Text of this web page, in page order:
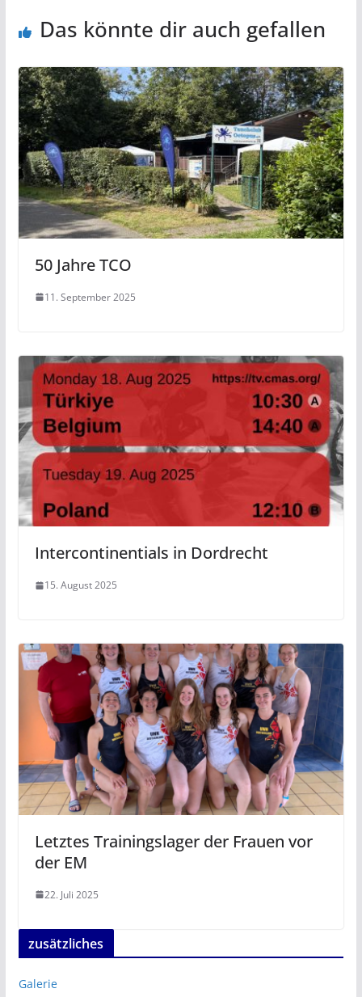
Das könnte dir auch gefallen
50 Jahre TCO
11. September 2025
Intercontinentials in Dordrecht
15. August 2025
Letztes Trainingslager der Frauen vor
der EM
22. Juli 2025
zusätzliches
Galerie